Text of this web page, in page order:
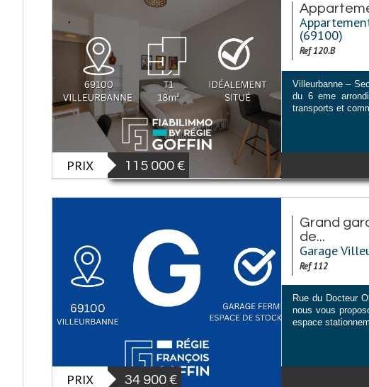
PRIX 115 000 €
(69100)
Ref 120.B
Villeurbanne –
du 6 eme
transports et
PRIX 34 900 €
Grand
de...
Garage
Ref 112
Rue du Docteur
nous vous
espace